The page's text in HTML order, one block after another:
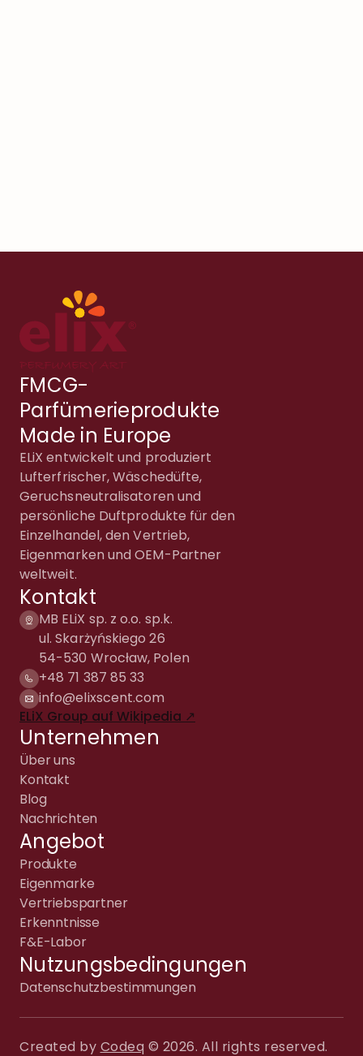
FMCG-
Parfümerieprodukte
Made in Europe
ELiX entwickelt und produziert
Lufterfrischer, Wäschedüfte,
Geruchsneutralisatoren und
persönliche Duftprodukte für den
Einzelhandel, den Vertrieb,
Eigenmarken und OEM-Partner
weltweit.
Kontakt
MB ELiX sp. z o.o. sp.k.
ul. Skarżyńskiego 26
54-530 Wrocław, Polen
+48 71 387 85 33
info@elixscent.com
ELiX Group auf Wikipedia ↗
Unternehmen
Über uns
Kontakt
Blog
Nachrichten
Angebot
Produkte
Eigenmarke
Vertriebspartner
Erkenntnisse
F&E-Labor
Nutzungsbedingungen
Datenschutzbestimmungen
Created by Codeq © 2026. All rights reserved.